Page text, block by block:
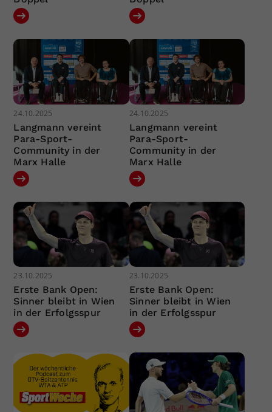
24.10.2025
Langmann vereint
Para-Sport-
Community in der
Marx Halle
24.10.2025
Langmann vereint
Para-Sport-
Community in der
Marx Halle
23.10.2025
Erste Bank Open:
Sinner bleibt in Wien
in der Erfolgsspur
23.10.2025
Erste Bank Open:
Sinner bleibt in Wien
in der Erfolgsspur